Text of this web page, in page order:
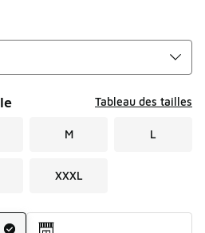
Tableau des tailles
M L
XXXL